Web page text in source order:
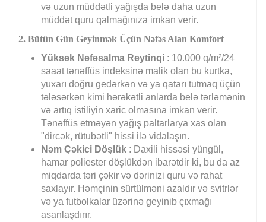
və uzun müddətli yağışda belə daha uzun
müddət quru qalmağınıza imkan verir.
2. Bütün Gün Geyinmək Üçün Nəfəs Alan Komfort
Yüksək Nəfəsalma Reytinqi : 10.000 q/m²/24
saaat tənəffüs indeksinə malik olan bu kurtka,
yuxarı doğru gedərkən və ya qatarı tutmaq üçün
tələsərkən kimi hərəkətli anlarda belə tərləmənin
və artıq istiliyin xaric olmasına imkan verir.
Tənəffüs etməyən yağış paltarlarya xas olan
"dircək, rütubətli" hissi ilə vidalaşın.
Nəm Çəkici Döşlük : Daxili hissəsi yüngül,
hamar poliester döşlükdən ibarətdir ki, bu da az
miqdarda təri çəkir və dərinizi quru və rahat
saxlayır. Həmçinin sürtülməni azaldır və svitrlər
və ya futbolkalar üzərinə geyinib çıxmağı
asanlaşdırır.